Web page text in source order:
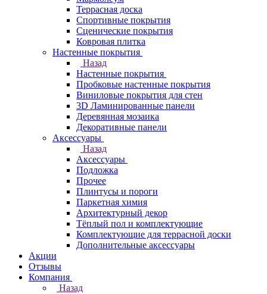
Террасная доска
Спортивные покрытия
Сценические покрытия
Ковровая плитка
Настенные покрытия
Назад
Настенные покрытия
Пробковые настенные покрытия
Виниловые покрытия для стен
3D Ламинированные панели
Деревянная мозаика
Декоративные панели
Аксессуары
Назад
Аксессуары
Подложка
Прочее
Плинтусы и пороги
Паркетная химия
Архитектурный декор
Тёплый пол и комплектующие
Комплектующие для террасной доски
Дополнительные аксессуары
Акции
Отзывы
Компания
Назад